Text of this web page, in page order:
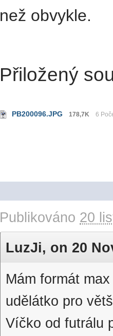
než obvykle.
Přiložený
PB200096.JPG 178,7K 6
Publikováno 20
LuzJi, on 20
Mám formát
udělátko pro
Víčko od futrálu